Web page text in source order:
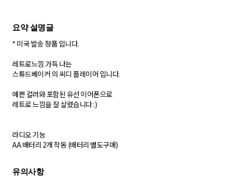
요약 설명글
* 미국 발송 정품 입니다.
레트로느낌 가득 나는
스튜드베이커 의 씨디 플레이어 입니다.
예쁜 컬러와 포함된 유선 이어폰으로
레트로 느낌을 잘 살렸습니다 :)
라디오 기능
유의사항